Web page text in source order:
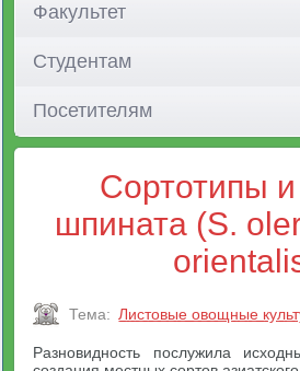
Факультет
Студентам
Посетителям
Cортотипы
шпината (S.
Тема: Листовые овощные
Разновидность послужила